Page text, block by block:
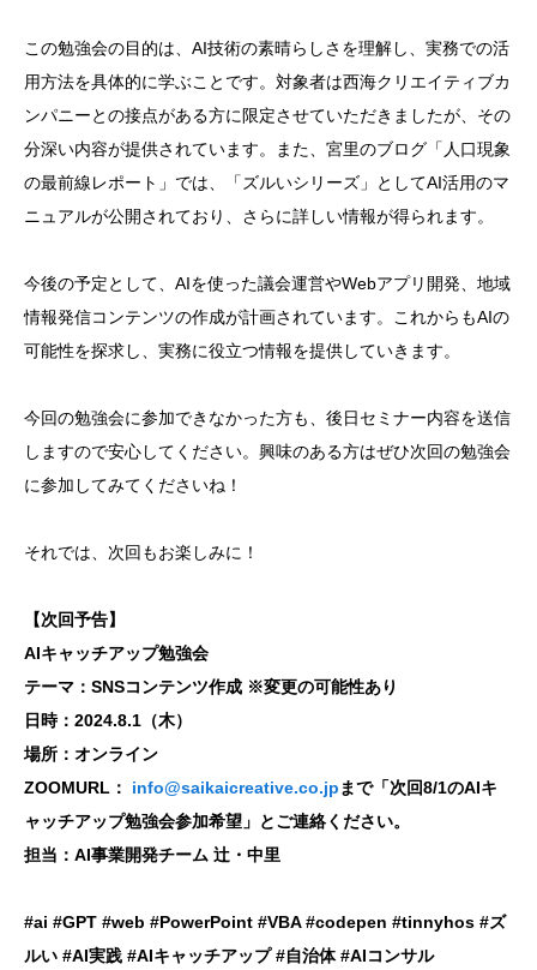
この勉強会の目的は、AI技術の素晴らしさを理解し、実務での活
用方法を具体的に学ぶことです。対象者は西海クリエイティブカ
ンパニーとの接点がある方に限定させていただきましたが、その
分深い内容が提供されています。また、宮里のブログ「人口現象
の最前線レポート」では、「ズルいシリーズ」としてAI活用のマ
ニュアルが公開されており、さらに詳しい情報が得られます。
今後の予定として、AIを使った議会運営やWebアプリ開発、地域
情報発信コンテンツの作成が計画されています。これからもAIの
可能性を探求し、実務に役立つ情報を提供していきます。
今回の勉強会に参加できなかった方も、後日セミナー内容を送信
しますので安心してください。興味のある方はぜひ次回の勉強会
に参加してみてくださいね！
それでは、次回もお楽しみに！
【次回予告】
AIキャッチアップ勉強会
テーマ：SNSコンテンツ作成 ※変更の可能性あり
日時：2024.8.1（木）
場所：オンライン
ZOOMURL： info@saikaicreative.co.jp まで「次回8/1のAIキ
ャッチアップ勉強会参加希望」とご連絡ください。
担当：AI事業開発チーム 辻・中里
#ai #GPT #web #PowerPoint #VBA #codepen #tinnyhos #ズ
ルい #AI実践 #AIキャッチアップ#自治体#AIコンサル